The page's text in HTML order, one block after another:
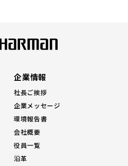
企業情報
社長ご挨拶
企業メッセージ
環境報告書
会社概要
役員一覧
沿革